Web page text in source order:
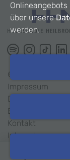
©
Impressum
Datenschutz
Barrierefreiheit
Kontakt
Intranet
über unsere
werden.